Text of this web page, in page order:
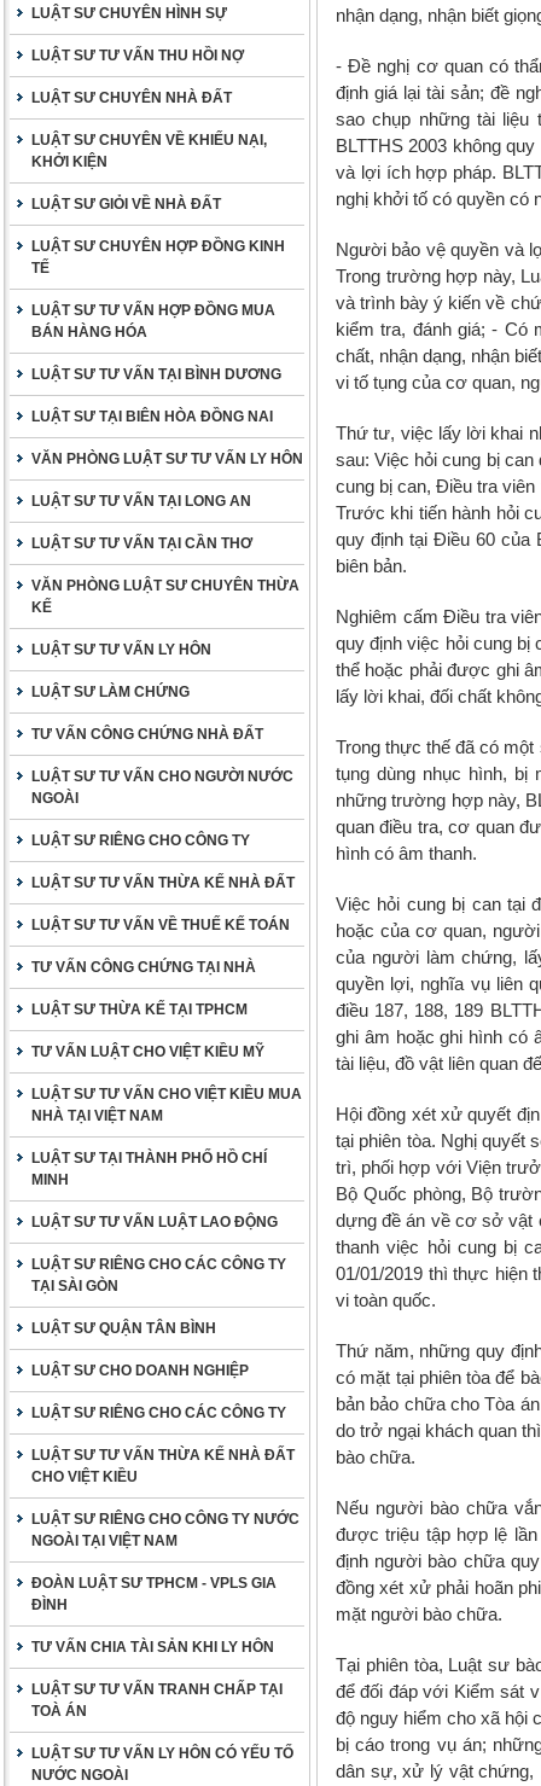
LUẬT SƯ CHUYÊN HÌNH SỰ
LUẬT SƯ TƯ VẤN THU HỒI NỢ
LUẬT SƯ CHUYÊN NHÀ ĐẤT
LUẬT SƯ CHUYÊN VỀ KHIẾU NẠI,
KHỞI KIỆN
LUẬT SƯ GIỎI VỀ NHÀ ĐẤT
LUẬT SƯ CHUYÊN HỢP ĐỒNG KINH
TẾ
LUẬT SƯ TƯ VẤN HỢP ĐỒNG MUA
BÁN HÀNG HÓA
LUẬT SƯ TƯ VẤN TẠI BÌNH DƯƠNG
LUẬT SƯ TẠI BIÊN HÒA ĐỒNG NAI
VĂN PHÒNG LUẬT SƯ TƯ VẤN LY HÔN
LUẬT SƯ TƯ VẤN TẠI LONG AN
LUẬT SƯ TƯ VẤN TẠI CẦN THƠ
VĂN PHÒNG LUẬT SƯ CHUYÊN THỪA
KẾ
LUẬT SƯ TƯ VẤN LY HÔN
LUẬT SƯ LÀM CHỨNG
TƯ VẤN CÔNG CHỨNG NHÀ ĐẤT
LUẬT SƯ TƯ VẤN CHO NGƯỜI NƯỚC
NGOÀI
LUẬT SƯ RIÊNG CHO CÔNG TY
LUẬT SƯ TƯ VẤN THỪA KẾ NHÀ ĐẤT
LUẬT SƯ TƯ VẤN VỀ THUẾ KẾ TOÁN
TƯ VẤN CÔNG CHỨNG TẠI NHÀ
LUẬT SƯ THỪA KẾ TẠI TPHCM
TƯ VẤN LUẬT CHO VIỆT KIỀU MỸ
LUẬT SƯ TƯ VẤN CHO VIỆT KIỀU MUA
NHÀ TẠI VIỆT NAM
LUẬT SƯ TẠI THÀNH PHỐ HỒ CHÍ
MINH
LUẬT SƯ TƯ VẤN LUẬT LAO ĐỘNG
LUẬT SƯ RIÊNG CHO CÁC CÔNG TY
TẠI SÀI GÒN
LUẬT SƯ QUẬN TÂN BÌNH
LUẬT SƯ CHO DOANH NGHIỆP
LUẬT SƯ RIÊNG CHO CÁC CÔNG TY
LUẬT SƯ TƯ VẤN THỪA KẾ NHÀ ĐẤT
CHO VIỆT KIỀU
LUẬT SƯ RIÊNG CHO CÔNG TY NƯỚC
NGOÀI TẠI VIỆT NAM
ĐOÀN LUẬT SƯ TPHCM - VPLS GIA
ĐÌNH
TƯ VẤN CHIA TÀI SẢN KHI LY HÔN
LUẬT SƯ TƯ VẤN TRANH CHẤP TẠI
TOÀ ÁN
LUẬT SƯ TƯ VẤN LY HÔN CÓ YẾU TỐ
NƯỚC NGOÀI
nhận dạng, nhận biết
- Đề nghị cơ quan có
định giá lại tài sản; đề
sao chụp những tài
BLTTHS 2003 không
và lợi ích hợp pháp.
nghị khởi tố có quyền có
Người bảo vệ quyền và
Trong trường hợp này,
và trình bày ý kiến về
kiểm tra, đánh giá; - Có
chất, nhận dạng, nhận
vi tố tụng của cơ quan,
Thứ tư, việc lấy lời khai
sau: Việc hỏi cung bị
cung bị can, Điều tra
Trước khi tiến hành hỏi
quy định tại Điều 60 của
biên bản.
Nghiêm cấm Điều tra
quy định việc hỏi cung
thể hoặc phải được ghi
lấy lời khai, đối chất
Trong thực thế đã có
tụng dùng nhục hình,
những trường hợp này,
quan điều tra, cơ quan
hình có âm thanh.
Việc hỏi cung bị can tại
hoặc của cơ quan,
của người làm chứng,
quyền lợi, nghĩa vụ liên
điều 187, 188, 189
ghi âm hoặc ghi hình có
tài liệu, đồ vật liên quan
Hội đồng xét xử quyết
tại phiên tòa. Nghị quyết
trì, phối hợp với Viện
Bộ Quốc phòng, Bộ
dựng đề án về cơ sở vật
thanh việc hỏi cung bị
01/01/2019 thì thực hiện
vi toàn quốc.
Thứ năm, những quy
có mặt tại phiên tòa để
bản bảo chữa cho Tòa
do trở ngại khách quan
bào chữa.
Nếu người bào chữa
được triệu tập hợp lệ
định người bào chữa
đồng xét xử phải hoãn
mặt người bào chữa.
Tại phiên tòa, Luật sư
để đối đáp với Kiểm sát
độ nguy hiểm cho xã hội
bị cáo trong vụ án;
dân sự, xử lý vật chứng,